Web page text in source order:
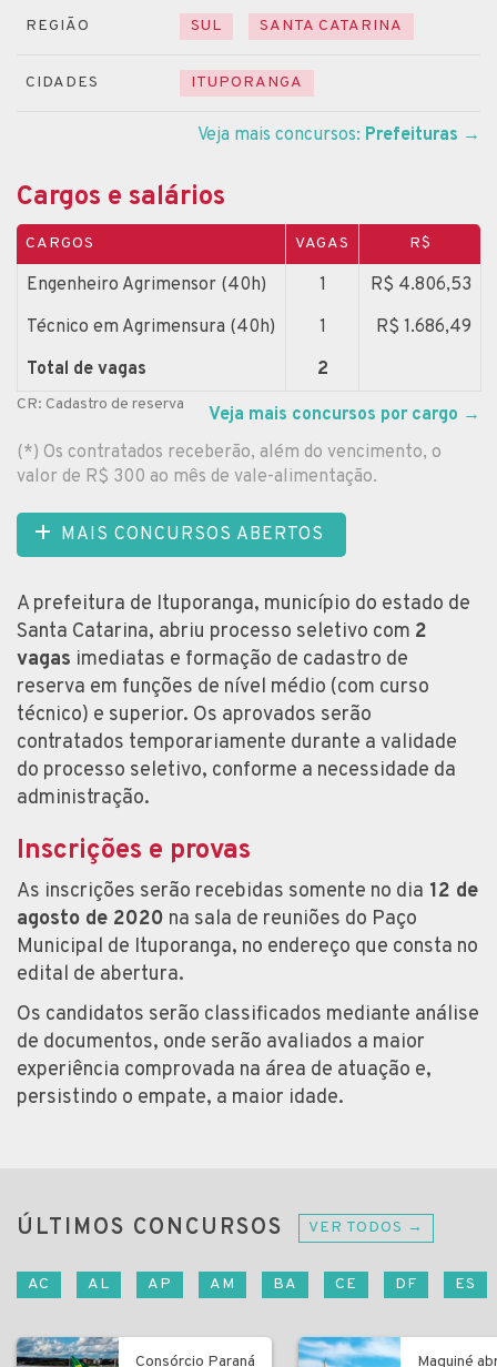
REGIÃO SUL SANTA CATARINA
CIDADES ITUPORANGA
Veja mais concursos: Prefeituras →
Cargos e salários
CARGOS VAGAS R$
Engenheiro Agrimensor (40h) 1
R$ 4.806,53
Técnico em Agrimensura (40h)
1
R$ 1.686,49
Total de vagas
2
CR: Cadastro de reserva Veja mais concursos por cargo →
(*) Os contratados receberão, além do vencimento, o
valor de R$ 300 ao mês de vale-alimentação.
MAIS CONCURSOS ABERTOS
A prefeitura de Ituporanga, município do estado de
Santa Catarina, abriu processo seletivo com 2
vagas imediatas e formação de cadastro de
reserva em funções de nível médio (com curso
técnico) e superior. Os aprovados serão
contratados temporariamente durante a validade
do processo seletivo, conforme a necessidade da
administração.
Inscrições e provas
As inscrições serão recebidas somente no dia 12 de
agosto de 2020 na sala de reuniões do Paço
Municipal de Ituporanga, no endereço que consta no
edital de abertura.
Os candidatos serão classificados mediante análise
de documentos, onde serão avaliados a maior
experiência comprovada na área de atuação e,
persistindo o empate, a maior idade.
ÚLTIMOS CONCURSOS VER TODOS →
AC AL AP AM BA CE DF ES
Consórcio Paraná Maquiné